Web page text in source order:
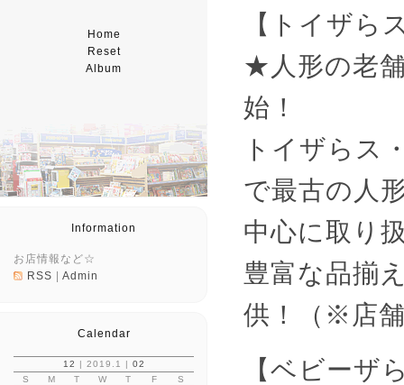
Home
Reset
Album
【トイザら
★人形の老
始！
トイザらス
で最古の人
中心に取り
豊富な品揃
供！（※店
【ベビーザ
Information
お店情報など☆
RSS
Admin
Calendar
12 | 2019.1 | 02
S
M T W T F
S